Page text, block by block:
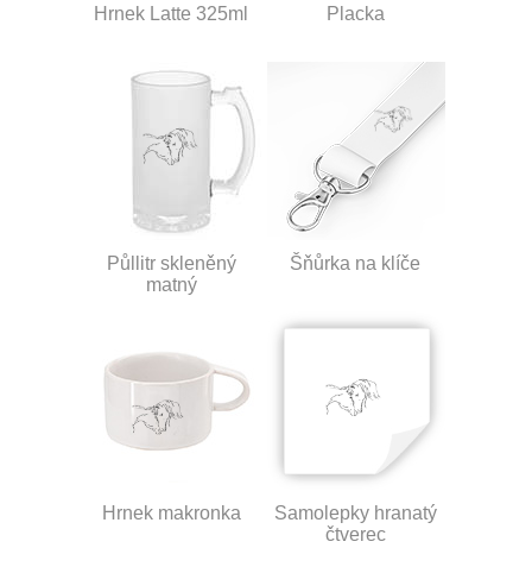
Hrnek Latte 325ml Placka
Půllitr skleněný
matný
Šňůrka na klíče
Hrnek makronka
Samolepky hranatý
čtverec